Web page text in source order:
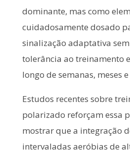
dominante, mas como
cuidadosamente dosado
sinalização adaptativa
tolerância ao treinamento
longo de semanas, meses
Estudos recentes sobre
polarizado reforçam essa
mostrar que a integração
intervaladas aeróbias de